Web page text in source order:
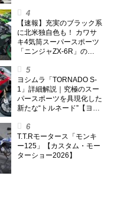
【速報】充実のブラック系
に北米独自色も！ カワサ
キ4気筒スーパースポーツ
「ニンジャZX-6R」の
筒ニンジャも出たよ【海
外】
ヨシムラ「TORNADO S-
1」詳細解説｜究極のスー
パースポーツを具現化した
新たな“トルネード”【ヨシ
T.T.Rモータース「モンキ
ー125」【カスタム・モー
ターショー2026】